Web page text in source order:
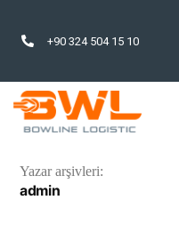
+90 324 504 15 10
Yazar arşivleri:
admin